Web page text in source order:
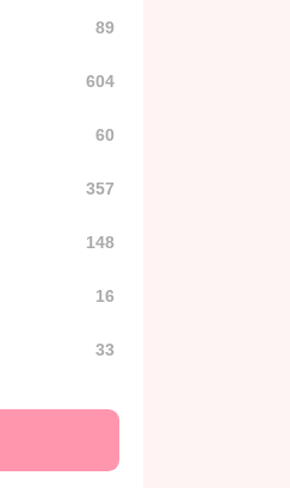
89
604
60
357
148
16
33